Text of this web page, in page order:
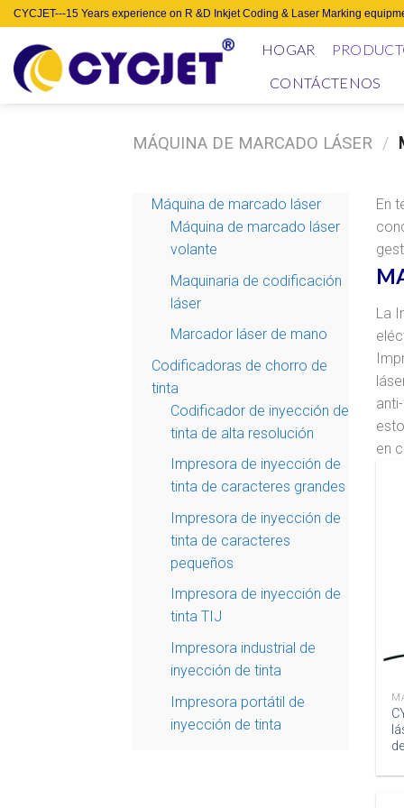
Skip
to
content
CYCJET---15 Years experience on R &D Inkjet Coding & Laser Marking
HOGAR
CONTÁCTENOS
MÁQUINA DE MARCADO LÁSER /
Máquina de marcado láser
Máquina de marcado láser
volante
Maquinaria de codificación
láser
Marcador láser de mano
Codificadoras de chorro de
tinta
Codificador de inyección de
tinta de alta resolución
Impresora de inyección de
tinta de caracteres grandes
Impresora de inyección de
tinta de caracteres
pequeños
Impresora de inyección de
tinta TIJ
Impresora industrial de
inyección de tinta
Impresora portátil de
inyección de tinta
En
La
en